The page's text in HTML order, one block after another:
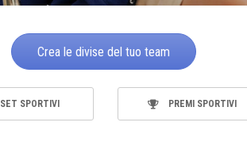
Crea le divise del tuo team
SET SPORTIVI PREMI SPORTIVI